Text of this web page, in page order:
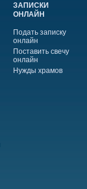
ЗАПИСКИ
ОНЛАЙН
Подать записку
онлайн
Поставить свечу
онлайн
Нужды храмов